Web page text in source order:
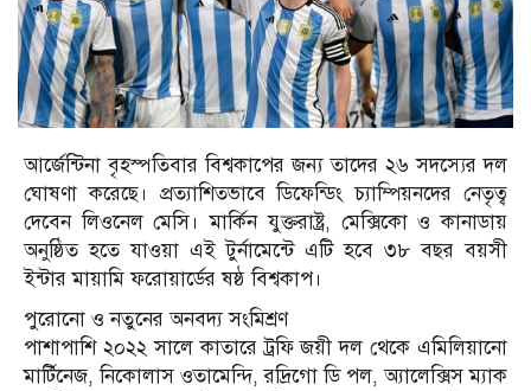
আর্জেন্টিনা বৃহস্পতিবার বিশ্বকাপের জন্য তাদের ২৬ সদস্যের দল
ঘোষণা করেছে। প্রত্যাশিতভাবে ডিফেন্ডিং চ্যাম্পিয়নদের নেতৃত্ব
দেবেন লিওনেল মেসি। মার্কিন যুক্তরাষ্ট্র, মেক্সিকো ও কানাডায়
অনুষ্ঠিত হতে যাওয়া এই টুর্নামেন্টে এটি হবে ৩৮ বছর বয়সী
ইন্টার মায়ামি ফরোয়ার্ডের ষষ্ঠ বিশ্বকাপ।
পুরোনো ও নতুনের অনবদ্য সংমিশ্রণ
পাশাপাশি ২০২২ সালে কাতারে ট্রফি জয়ী দল থেকে এমিলিয়ানো
মার্টিনেজ, নিকোলাস ওতামেন্দি, রদ্রিগো ডি পল, অ্যালেক্সিস ম্যাক